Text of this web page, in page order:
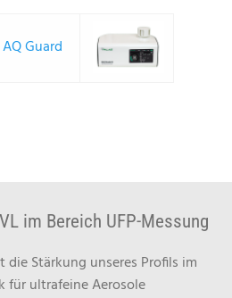
im Bereich UFP-Messung
Stärkung unseres Profils im
für ultrafeine Aerosole
Guard